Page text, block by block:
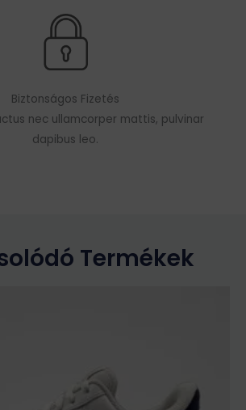
Biztonságos Fizetés
nec ullamcorper mattis, pulvinar
dapibus leo.
Termékek
variációja
van.